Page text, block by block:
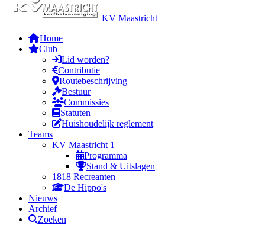
KV Maastricht
Home
Club
Lid worden?
Contributie
Routebeschrijving
Bestuur
Commissies
Statuten
Huishoudelijk reglement
Teams
KV Maastricht 1
Programma
Stand & Uitslagen
1818 Recreanten
De Hippo's
Nieuws
Archief
Zoeken